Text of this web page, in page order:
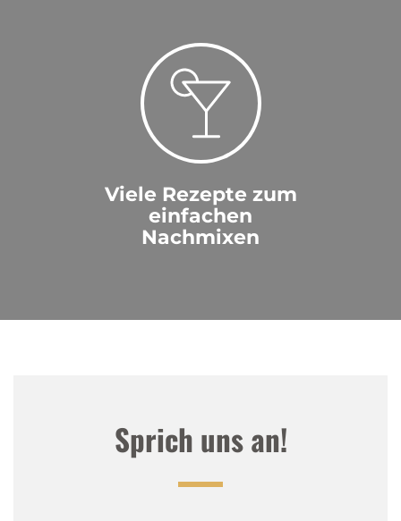
Viele Rezepte zum
einfachen
Nachmixen
Sprich uns an!